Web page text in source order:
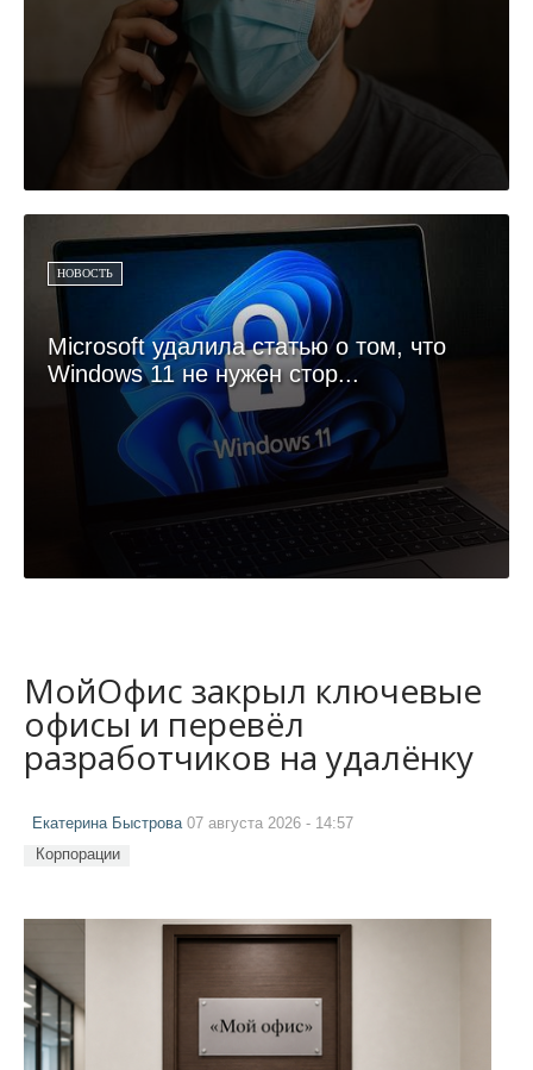
НОВОСТЬ
Microsoft удалила статью о том, что
Windows 11 не нужен стор...
МойОфис закрыл ключевые
офисы и перевёл
разработчиков на удалёнку
Екатерина Быстрова 07 августа 2026 - 14:57
Корпорации